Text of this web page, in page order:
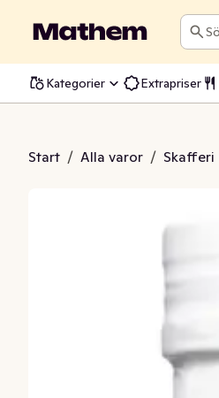
Sök
Kategorier Extrapriser
Start / Alla varor / Skafferi
Extra Virgin